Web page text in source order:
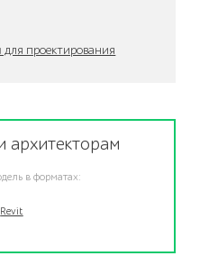
проектирования
архитекторам
в форматах:
Revit